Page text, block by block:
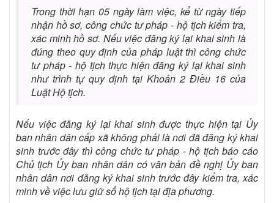
Trong thời hạn 05 ngày làm việc, kể từ ngày tiếp
nhận hồ sơ, công chức tư pháp - hộ tịch kiểm tra,
xác minh hồ sơ. Nếu việc đăng ký lại khai sinh là
đúng theo quy định của pháp luật thì công chức
tư pháp - hộ tịch thực hiện đăng ký lại khai sinh
như trình tự quy định tại Khoản 2 Điều 16 của
Luật Hộ tịch.
Nếu việc đăng ký lại khai sinh được thực hiện tại Ủy
ban nhân dân cấp xã không phải là nơi đã đăng ký khai
sinh trước đây thì công chức tư pháp - hộ tịch báo cáo
Chủ tịch Ủy ban nhân dân có văn bản đề nghị Ủy ban
nhân dân nơi đăng ký khai sinh trước đây kiểm tra, xác
minh về việc lưu giữ sổ hộ tịch tại địa phương.